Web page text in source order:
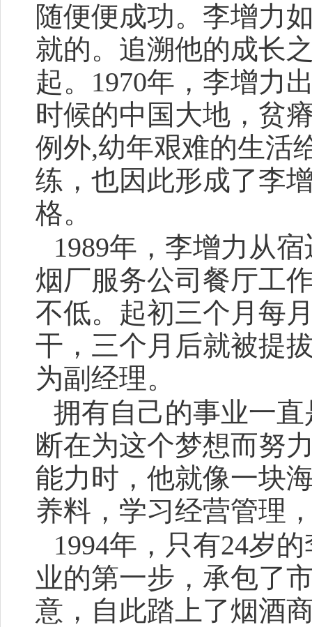
随便便成功。李增力
就的。追溯他的成长
起。 1970年，李增力
时候的中国大地，贫
例外,幼年艰难的生活
练，也因此形成了李
格。
1989年，李增力从
烟厂服务公司餐厅工
不低。起初三个月每
干，三个月后就被提
为副经理。
拥有自己的事业一
断在为这个梦想而努
能力时，他就像一块
养料，学习经营管理
1994年，只有24岁
业的第一步，承包了
意，自此踏上了烟酒